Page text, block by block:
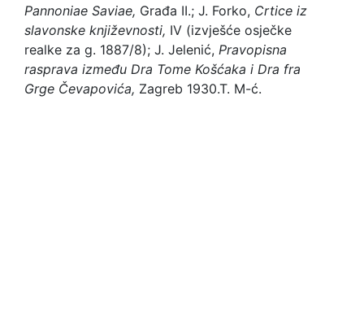
Pannoniae Saviae, Građa II.; J. Forko, Crtice iz
slavonske književnosti, IV (izvješće osječke
realke za g. 1887/8); J. Jelenić, Pravopisna
rasprava između Dra Tome Košćaka i Dra fra
Grge Čevapovića, Zagreb 1930.T. M-ć.